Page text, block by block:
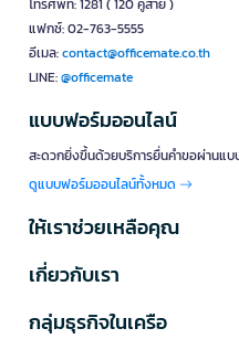
3. ชุดกันเชื้อโรค
Suit)
ชุดป้องกันเชื้อโรคหรือชุดกันเชื้อโร
บุคลากรทางการแพทย์ ห้องปฏิบัติก
สิ่งปนเปื้อนทางชีวภาพ ช่วยป้องกัน
โรคต่างๆ ผ่านทางผิวหนัง เสื้อผ้า
ประเภทนี้จะต้องผ่านการรับรองตา
4. ชุด PPE แบบเต็มตัว
ชุด PPE แบบเต็มตัว ให้การปกป้อง
เหมาะสำหรับงานที่มีความเสี่ยงสูง
การจัดการกับวัสดุอันตราย การเข้
ต้องการความปลอดภัยสูงสุด มักมา
โทรศัพท์: 1281 ( 120 คู่สาย )
แฟกซ์: 02-763-5555
อีเมล:contact@officemate.co.th
LINE:@officemate
แบบฟอร์มออนไลน์
สะดวกยิ่งขึ้นด้วยบริการยื่นคำขอผ่านแ
ดูแบบฟอร์มออนไลน์ทั้งหมด
ให้เราช่วยเหลือคุณ
เกี่ยวกับเรา
กลุ่มธุรกิจในเครือ